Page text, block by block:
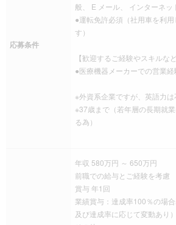
応募条件
般、 E メール、 インターネッ
●運転免許必須（社用車を利
す）
【歓迎するご経験やスキルな
●医療機器メーカーでの営業経
※外資系企業ですが、英語力は
※37歳まで（若年層の長期就
る為）
年収 580万円 ～ 650万円
前職での給与とご経験を考慮
賞与 年1回
業績賞与：達成率100％の場
及び達成率に応じて変動あり）